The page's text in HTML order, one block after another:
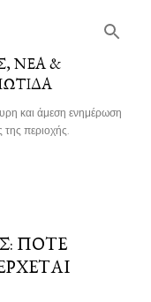
ΝΈΑ &
και άμεση ενημέρωση
της περιοχής.
ΠΌΤΕ